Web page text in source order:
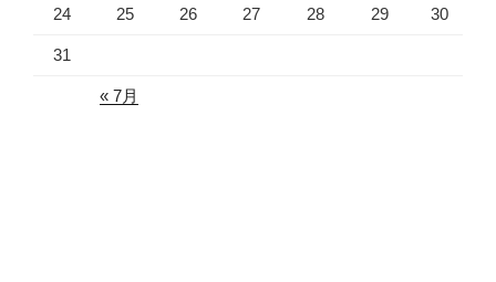
24 25 26 27 28 29 30
31
« 7月